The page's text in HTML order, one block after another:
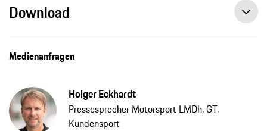
Download
Medienanfragen
Holger Eckhardt
Pressesprecher Motorsport LMDh, GT,
Kundensport